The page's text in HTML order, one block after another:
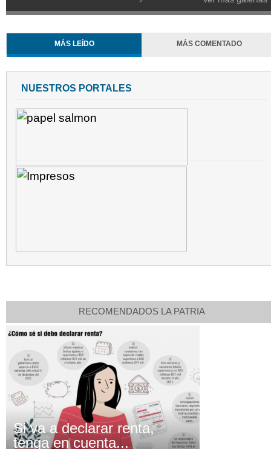
MÁS LEÍDO MÁS COMENTADO
NUESTROS PORTALES
RECOMENDADOS LA PATRIA
Si va a declarar renta,
tenga en cuenta...